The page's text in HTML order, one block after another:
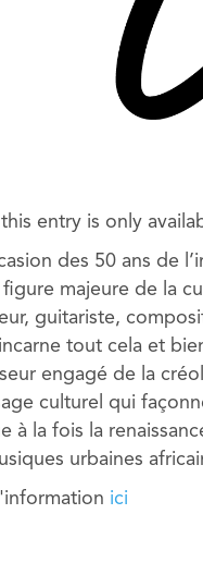
entry is only
des 50 ans de
figure majeure de la
guitariste,
tout cela et
engagé de la
culturel qui
à la fois la
urbaines
ici